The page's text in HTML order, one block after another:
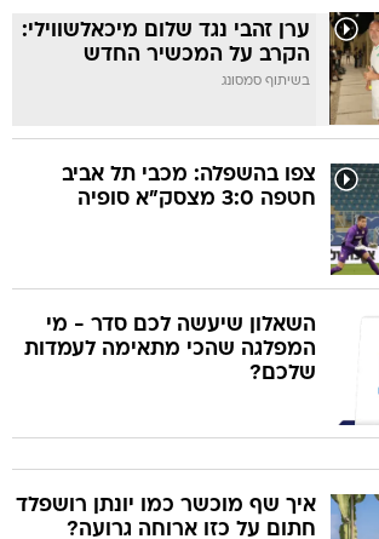
ערן זהבי נגד שלום מיכאלשווילי:
הקרב על המכשיר החדש
בשיתוף סמסונג
צפו בהשפלה: מכבי תל אביב
חטפה 3:0 מצסק"א סופיה
השאלון שיעשה לכם סדר - מי
המפלגה שהכי מתאימה לעמדות
שלכם?
איך שף מוכשר כמו יונתן רושפלד
חתום על כזו ארוחה גרועה?